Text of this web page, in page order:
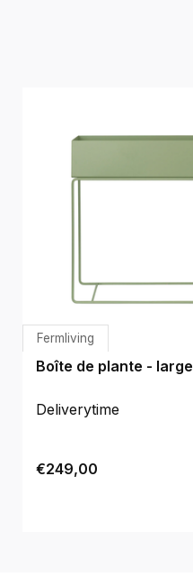
Fermliving
Boîte de plante - large
Deliverytime
€249,00